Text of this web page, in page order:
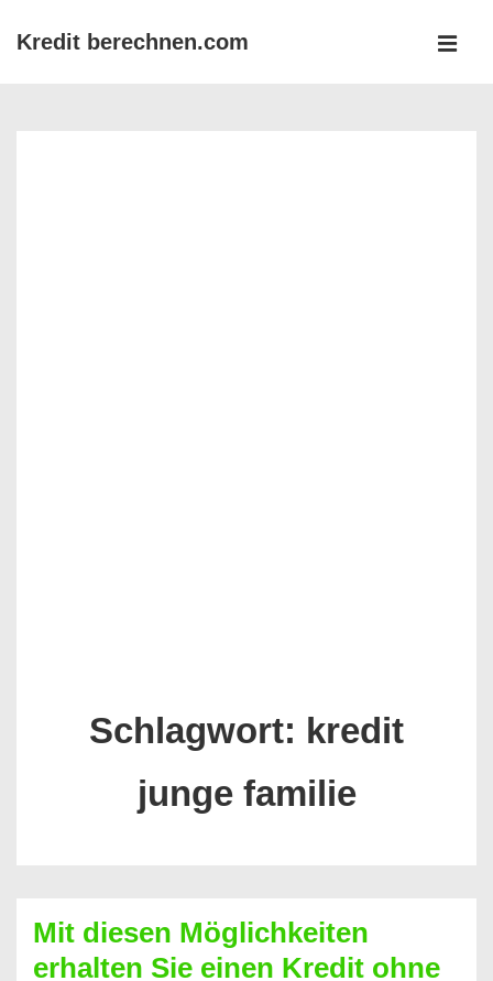
ZumKredit berechnen.com
Schlagwort: kredit
junge familie
Mit diesen Möglichkeiten
erhalten Sie einen Kredit ohne